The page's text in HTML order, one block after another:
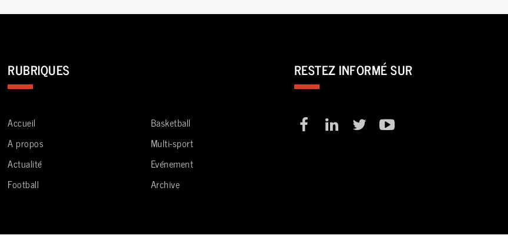
RUBRIQUES
Accueil
A propos
Actualité
Football
Basketball
Multi-sport
Evénement
Archive
RESTEZ INFORMÉ SUR